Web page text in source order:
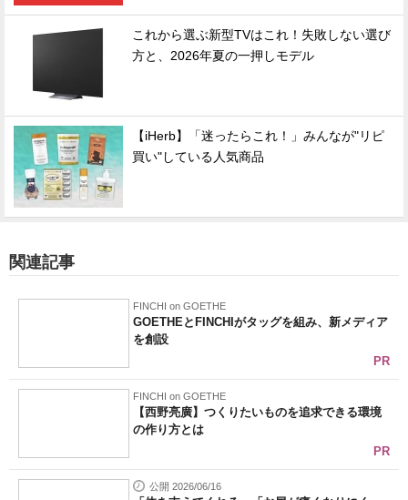
これから選ぶ新型TVはこれ！失敗しない選び
方と、2026年夏の一押しモデル
【iHerb】「迷ったらこれ！」みんなが"リピ
買い"している人気商品
関連記事
FINCHI on GOETHE
GOETHEとFINCHIがタッグを組み、新メディア
を創設
PR
FINCHI on GOETHE
【西野亮廣】つくりたいものを追求できる環境
の作り方とは
PR
公開 2026/06/16